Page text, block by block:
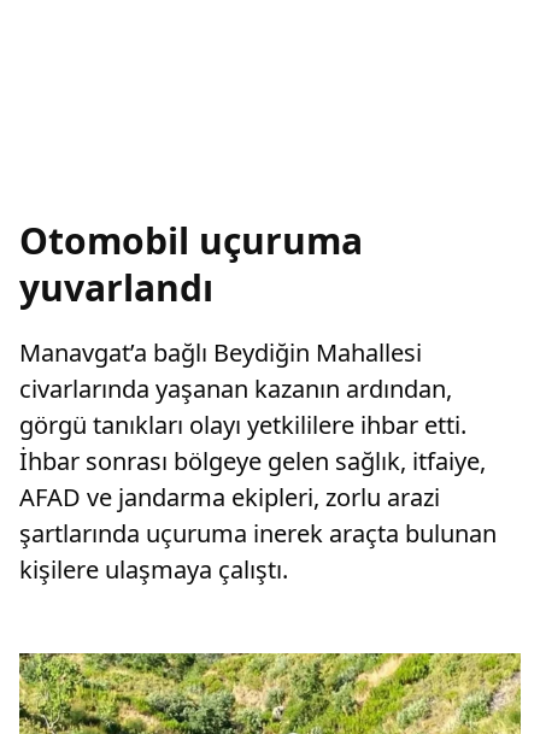
Otomobil uçuruma
yuvarlandı
Manavgat’a bağlı Beydiğin Mahallesi
civarlarında yaşanan kazanın ardından,
görgü tanıkları olayı yetkililere ihbar etti.
İhbar sonrası bölgeye gelen sağlık, itfaiye,
AFAD ve jandarma ekipleri, zorlu arazi
şartlarında uçuruma inerek araçta bulunan
kişilere ulaşmaya çalıştı.